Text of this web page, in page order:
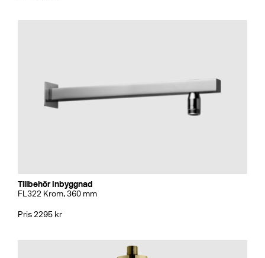
Tillbehör Inbyggnad
FL322 Krom, 360 mm
Pris 2295 kr